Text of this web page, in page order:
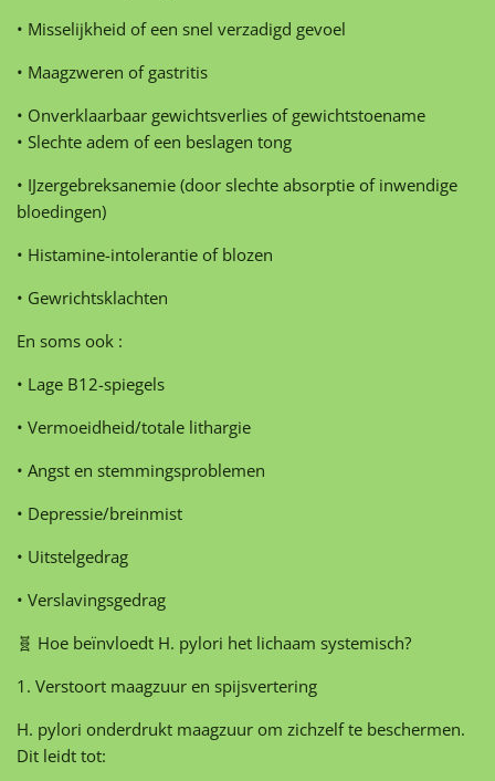
• Misselijkheid of een snel verzadigd gevoel
• Maagzweren of gastritis
• Onverklaarbaar gewichtsverlies of gewichtstoename
• Slechte adem of een beslagen tong
• IJzergebreksanemie (door slechte absorptie of inwendige
bloedingen)
• Histamine-intolerantie of blozen
• Gewrichtsklachten
En soms ook :
• Lage B12-spiegels
• Vermoeidheid/totale lithargie
• Angst en stemmingsproblemen
• Depressie/breinmist
• Uitstelgedrag
• Verslavingsgedrag
🧬 Hoe beïnvloedt H. pylori het lichaam systemisch?
1. Verstoort maagzuur en spijsvertering
H. pylori onderdrukt maagzuur om zichzelf te beschermen.
Dit leidt tot: